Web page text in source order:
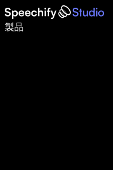
製品
音声入力で5倍速く書ける